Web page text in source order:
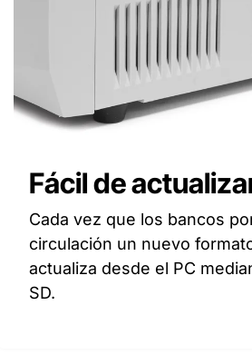
Fácil de
Cada vez que los bancos
circulación un nuevo
actualiza desde el PC
SD.